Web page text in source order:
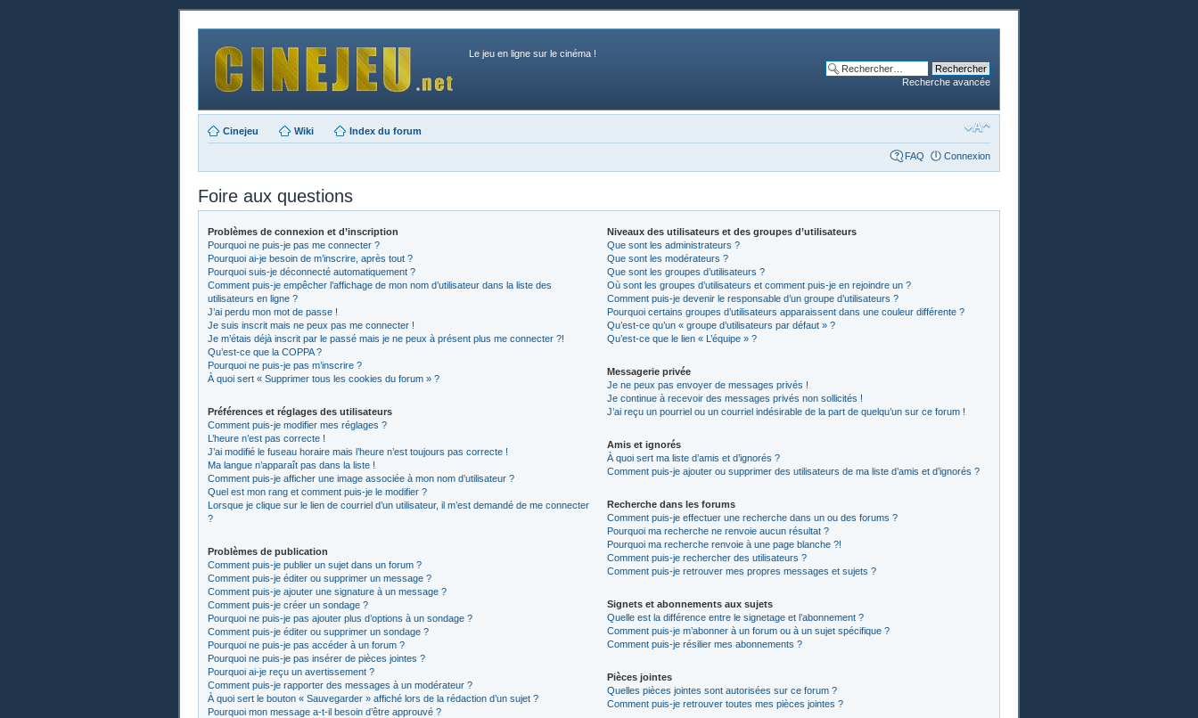
Le jeu en ligne sur le cinéma !
Recherche avancée
Cinejeu Wiki Index du forum
FAQ Connexion
Foire aux questions
Problèmes de connexion et d’inscription
Pourquoi ne puis-je pas me connecter ?
Pourquoi ai-je besoin de m’inscrire, après tout ?
Pourquoi suis-je déconnecté automatiquement ?
Comment puis-je empêcher l’affichage de mon nom d’utilisateur dans la liste des
utilisateurs en ligne ?
J’ai perdu mon mot de passe !
Je suis inscrit mais ne peux pas me connecter !
Je m’étais déjà inscrit par le passé mais je ne peux à présent plus me connecter ?!
Qu’est-ce que la COPPA ?
Pourquoi ne puis-je pas m’inscrire ?
À quoi sert « Supprimer tous les cookies du forum » ?
Préférences et réglages des utilisateurs
Comment puis-je modifier mes réglages ?
L’heure n’est pas correcte !
J’ai modifié le fuseau horaire mais l’heure n’est toujours pas correcte !
Ma langue n’apparaît pas dans la liste !
Comment puis-je afficher une image associée à mon nom d’utilisateur ?
Quel est mon rang et comment puis-je le modifier ?
Lorsque je clique sur le lien de courriel d’un utilisateur, il m’est demandé de me connecter
?
Problèmes de publication
Comment puis-je publier un sujet dans un forum ?
Comment puis-je éditer ou supprimer un message ?
Comment puis-je ajouter une signature à un message ?
Comment puis-je créer un sondage ?
Pourquoi ne puis-je pas ajouter plus d’options à un sondage ?
Comment puis-je éditer ou supprimer un sondage ?
Pourquoi ne puis-je pas accéder à un forum ?
Pourquoi ne puis-je pas insérer de pièces jointes ?
Pourquoi ai-je reçu un avertissement ?
Comment puis-je rapporter des messages à un modérateur ?
À quoi sert le bouton « Sauvegarder » affiché lors de la rédaction d’un sujet ?
Pourquoi mon message a-t-il besoin d’être approuvé ?
Niveaux des utilisateurs et des groupes d’utilisateurs
Que sont les administrateurs ?
Que sont les modérateurs ?
Que sont les groupes d’utilisateurs ?
Où sont les groupes d’utilisateurs et comment puis-je en rejoindre un ?
Comment puis-je devenir le responsable d’un groupe d’utilisateurs ?
Pourquoi certains groupes d’utilisateurs apparaissent dans une couleur différente ?
Qu’est-ce qu’un « groupe d’utilisateurs par défaut » ?
Qu’est-ce que le lien « L’équipe » ?
Messagerie privée
Je ne peux pas envoyer de messages privés !
Je continue à recevoir des messages privés non sollicités !
J’ai reçu un pourriel ou un courriel indésirable de la part de quelqu’un sur ce forum !
Amis et ignorés
À quoi sert ma liste d’amis et d’ignorés ?
Comment puis-je ajouter ou supprimer des utilisateurs de ma liste d’amis et d’ignorés ?
Recherche dans les forums
Comment puis-je effectuer une recherche dans un ou des forums ?
Pourquoi ma recherche ne renvoie aucun résultat ?
Pourquoi ma recherche renvoie à une page blanche ?!
Comment puis-je rechercher des utilisateurs ?
Comment puis-je retrouver mes propres messages et sujets ?
Signets et abonnements aux sujets
Quelle est la différence entre le signetage et l’abonnement ?
Comment puis-je m’abonner à un forum ou à un sujet spécifique ?
Comment puis-je résilier mes abonnements ?
Pièces jointes
Quelles pièces jointes sont autorisées sur ce forum ?
Comment puis-je retrouver toutes mes pièces jointes ?